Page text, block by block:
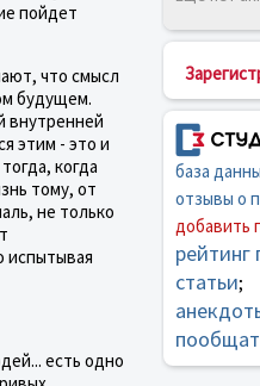
пойдет
что смысл
будущем.
внутренней
этим - это и
когда
тому, от
не только
испытывая
есть одно
база
отзывы о
добавить
рейтинг
статьи;